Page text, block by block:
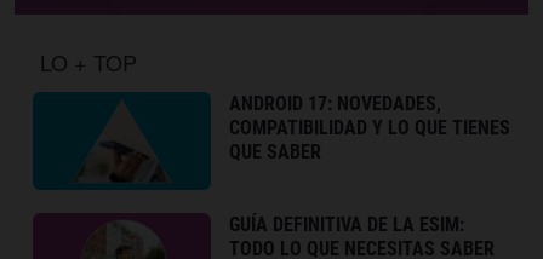
LO + TOP
ANDROID 17: NOVEDADES,
COMPATIBILIDAD Y LO QUE TIENES
QUE SABER
GUÍA DEFINITIVA DE LA ESIM:
TODO LO QUE NECESITAS SABER